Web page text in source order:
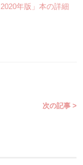
年版」本の詳細
次の記事 >